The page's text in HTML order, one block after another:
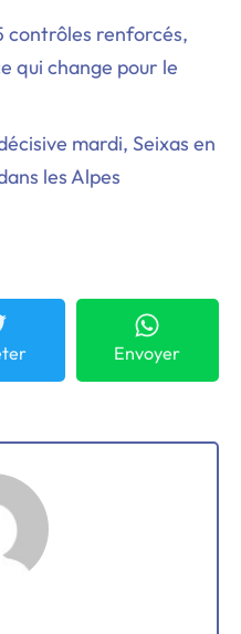
contrôles renforcés,
qui change pour le
mardi, Seixas en
les Alpes
Envoyer